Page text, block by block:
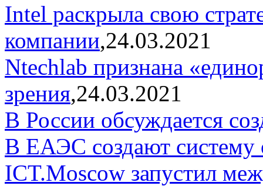
Intel раскрыла свою
компании,24.03.2021
Ntechlab признана
зрения,24.03.2021
В России обсуждается
В ЕАЭС создают систему
ICT.Moscow запуcтил